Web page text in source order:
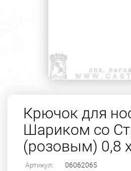
Крючок для
Шариком со
(розовым) 0,8
Артикул: 06062065